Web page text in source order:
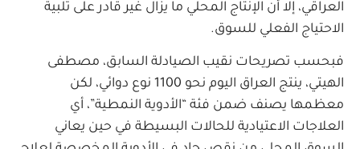
العراقي، إلا أن الإنتاج المحلي ما يزال غير قادر على تلبية
الاحتياج الفعلي للسوق.
فبحسب تصريحات نقيب الصيادلة السابق، مصطفى
الهيتي، ينتج العراق اليوم نحو 1100 نوع دوائي، لكن
معظمها يصنف ضمن فئة “الأدوية النمطية”، أي
العلاجات الاعتيادية للحالات البسيطة في حين يعاني